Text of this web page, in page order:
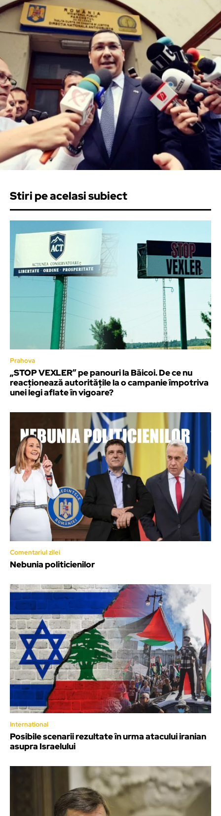
Stiri pe acelasi subiect
Prahova
„STOP VEXLER” pe panouri la Băicoi. De ce nu
reacționează autoritățile la o campanie împotriva
unei legi aflate în vigoare?
Comentariul zilei
Nebunia politicienilor
International
Posibile scenarii rezultate în urma atacului iranian
asupra Israelului